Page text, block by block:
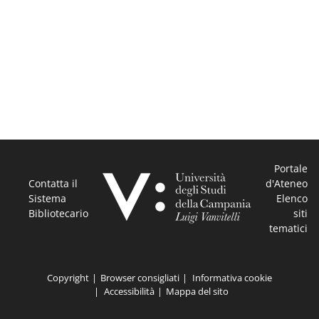
Contatta il
Sistema
Bibliotecario
Portale
d'Ateneo
Elenco
siti
tematici
Copyright Browser consigliati
Informativa cookie
Accessibilità
Mappa del sito